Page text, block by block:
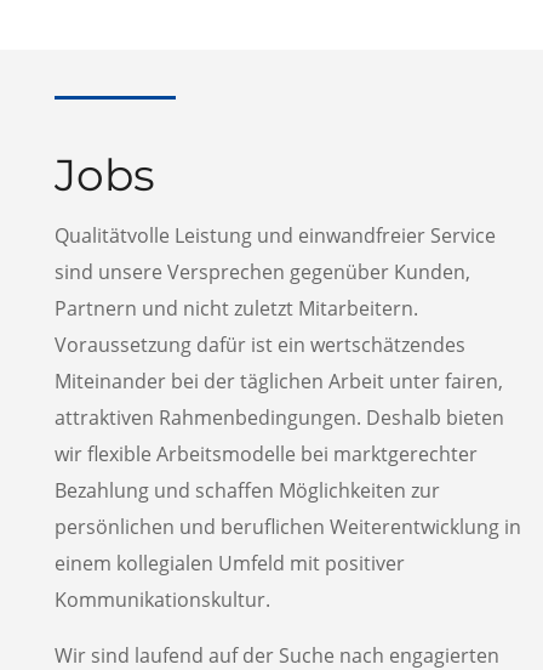
Jobs
Qualitätvolle Leistung und einwandfreier Service
sind unsere Versprechen gegenüber Kunden,
Partnern und nicht zuletzt Mitarbeitern.
Voraussetzung dafür ist ein wertschätzendes
Miteinander bei der täglichen Arbeit unter fairen,
attraktiven Rahmenbedingungen. Deshalb bieten
wir flexible Arbeitsmodelle bei marktgerechter
Bezahlung und schaffen Möglichkeiten zur
persönlichen und beruflichen Weiterentwicklung in
einem kollegialen Umfeld mit positiver
Kommunikationskultur.
Wir sind laufend auf der Suche nach engagierten